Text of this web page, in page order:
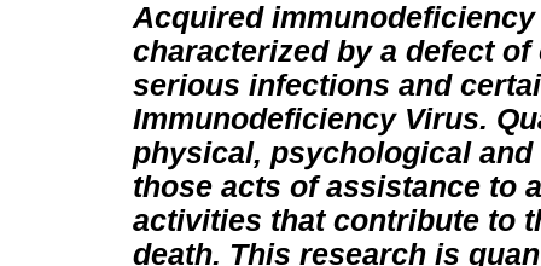
Acquired
characterized by a defect
serious infections and
Immunodeficiency Virus.
physical, psychological
those acts of assistance to
activities that contribute to
death. This research is